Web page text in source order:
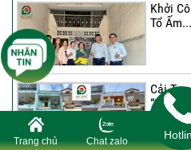
Khởi
Tổ Ấm...
Cải
“Lột...
Trang chủ Chat zalo